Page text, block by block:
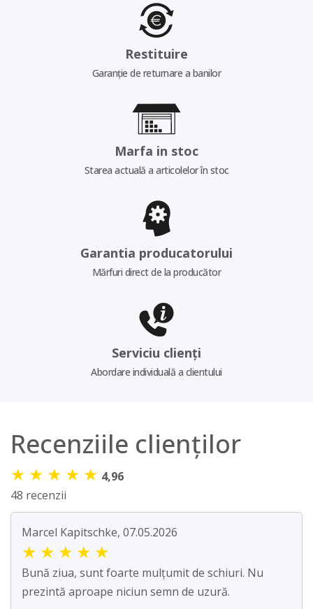
Restituire
Garanție de returnare a banilor
Marfa in stoc
Starea actuală a articolelor în stoc
Garantia producatorului
Mărfuri direct de la producător
Serviciu clienți
Abordare individuală a clientului
Recenziile clienților
★ ★ ★ ★ ★ 4,96
48 recenzii
Marcel Kapitschke, 07.05.2026
★ ★ ★ ★ ★
Bună ziua, sunt foarte mulțumit de schiuri. Nu
prezintă aproape niciun semn de uzură.